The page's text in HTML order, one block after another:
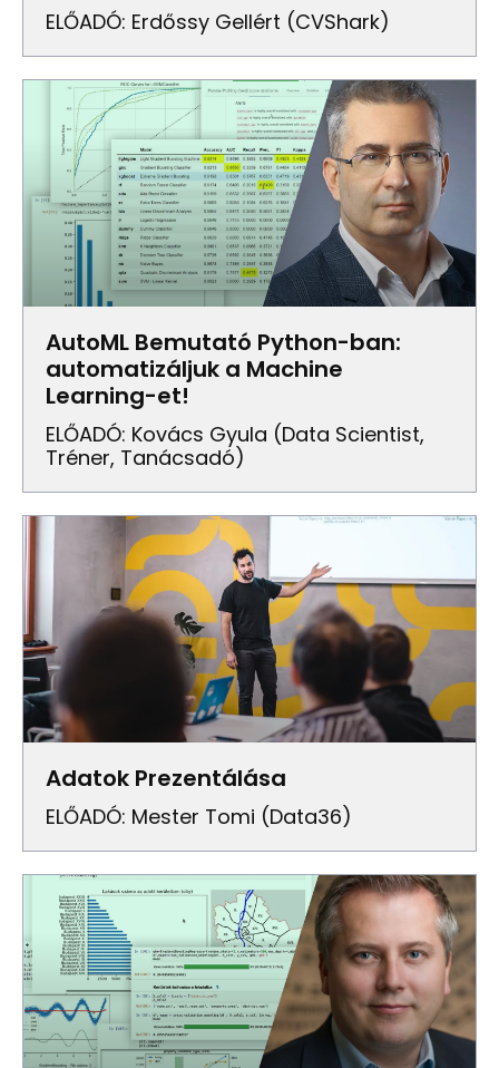
ELŐADÓ: Erdőssy Gellért (CVShark)
AutoML Bemutató Python-ban:
automatizáljuk a Machine
Learning-et!
ELŐADÓ: Kovács Gyula (data Scientist,
Tréner, Tanácsadó)
Adatok Prezentálása
ELŐADÓ: Mester Tomi (Data36)